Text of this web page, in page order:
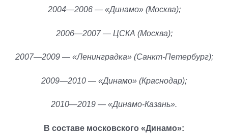
2004—2006 — «Динамо» (Москва);
2006—2007 — ЦСКА (Москва);
2007—2009 — «Ленинградка» (Санкт-Петербург);
2009—2010 — «Динамо» (Краснодар);
2010—2019 — «Динамо-Казань».
В составе московского «Динамо»: